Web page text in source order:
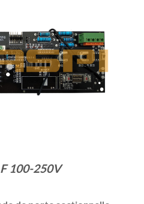
100-250V